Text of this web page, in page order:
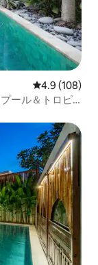
レビュー108
4.9 (108)
ール＆トロピ